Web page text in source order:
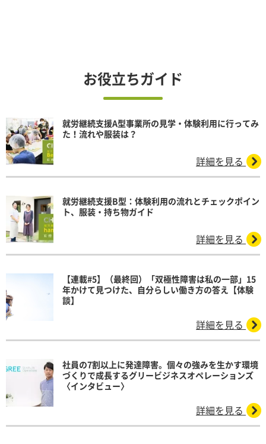
お役立ちガイド
就労継続支援A型事業所の見学・体験利用に行ってみ
た！流れや服装は？
詳細を見る
就労継続支援B型：体験利用の流れとチェックポイン
ト、服装・持ち物ガイド
詳細を見る
【連載#5】（最終回）「双極性障害は私の一部」15
年かけて見つけた、自分らしい働き方の答え【体験
談】
詳細を見る
社員の7割以上に発達障害。個々の強みを生かす環境
づくりで成長するグリービジネスオペレーションズ
〈インタビュー〉
詳細を見る